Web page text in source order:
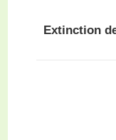
Extinction